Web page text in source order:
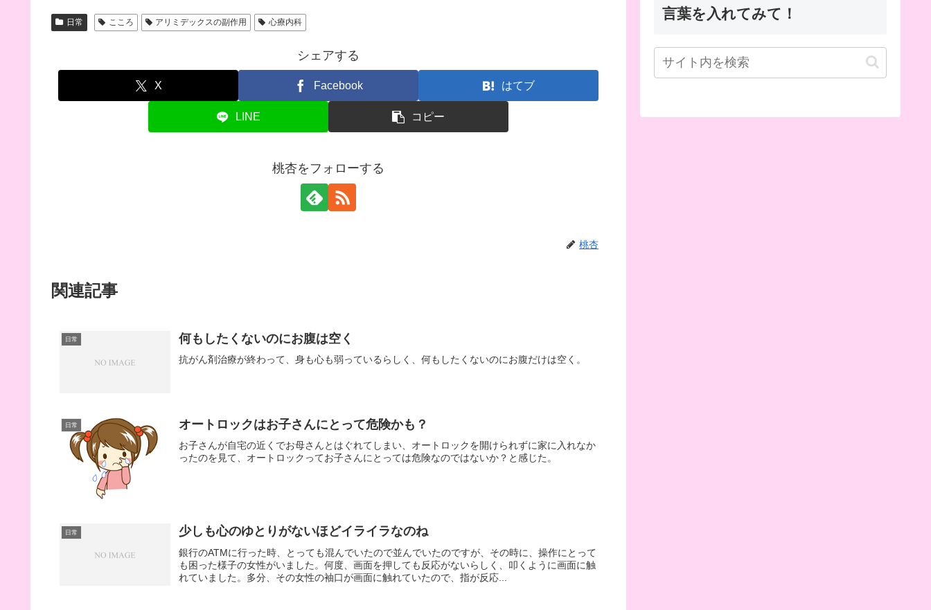
日常 こころ アリミデックスの副作用 心療内科
シェアする
X Facebook はてブ
LINE コピー
桃杏をフォローする
桃杏
関連記事
日常 何もしたくないのにお腹は空く
抗がん剤治療が終わって、身も心も弱っているらしく、何もしたくないのにお腹だけは空く。
日常 オートロックはお子さんにとって危険かも？
お子さんが自宅の近くでお母さんとはぐれてしまい、オートロックを開けられずに家に入れなか
ったのを見て、オートロックってお子さんにとっては危険なのではないか？と感じた。
日常 少しも心のゆとりがないほどイライラなのね
銀行のATMに行った時、とっても混んでいたので並んでいたのですが、その時に、操作にとって
も困った様子の女性がいました。何度、画面を押しても反応がないらしく、叩くように画面に触
れていました。多分、その女性の袖口が画面に触れていたので、指が反応...
言葉を入れてみて！